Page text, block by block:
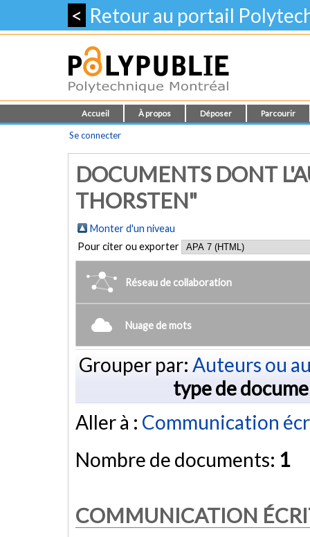
< Retour au portail
Accueil À propos Déposer Parcourir
Se connecter
DOCUMENTS DONT
THORSTEN"
Monter d'un niveau
Pour citer ou exporter
Réseau de collaboration
Nuage de mots
Grouper par: Auteurs ou
type de
Aller à : Communication
Nombre de documents: 1
COMMUNICATION